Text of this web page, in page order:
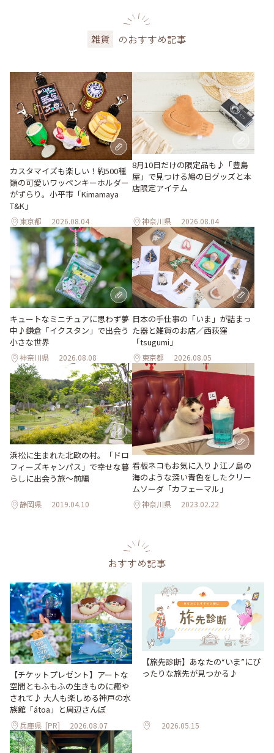
雑貨 のおすすめ記事
カスタマイズも楽しい！約500種
類の可愛いワッペンキーホルダー
がずらり。小平市「Kimamaya
T&K」
東京都 2026.08.04
8月10日だけの限定品も♪「豊島
屋」で見つける鳩の日グッズと本
店限定アイテム
神奈川県 2026.08.04
キュートなミニチュアに思わず夢
中♪鎌倉「イクスタン」で出会う
小さな世界
神奈川県 2026.08.08
日本の手仕事の「いま」が詰まっ
た器と雑貨のお店／西荻窪
「tsugumi」
東京都 2026.08.05
浜松に生まれた北欧の村。「ドロ
フィーズキャンパス」で幸せな暮
らしに出会う旅～前編
静岡県 2019.04.10
看板ネコもお気に入り♪江ノ島の
海のような深い青色をしたクリー
ムソーダ「カフェーマル」
神奈川県 2023.02.22
おすすめ記事
【チケットプレゼント】アートな
空間ともふもふの生きものに癒や
されて♪ 大人も楽しめる神戸の水
族館「átoa」と周辺さんぽ
兵庫県 [PR] 2026.08.07
【旅先診断】あなたの“いま”にぴ
ったりな旅先が見つかる♪
2026.05.15